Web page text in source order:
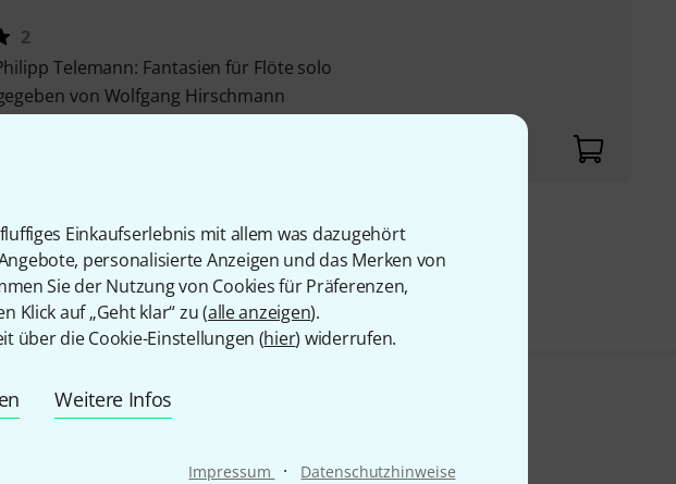
Einkaufserlebnis mit allem was dazugehört
personalisierte Anzeigen und das Merken von
Sie der Nutzung von Cookies für Präferenzen,
Klick auf „Geht klar“ zu (alle anzeigen).
über die Cookie-Einstellungen (hier) widerrufen.
Weitere Infos
Impressum · Datenschutzhinweise
2
Telemann: Fantasien für Flöte solo
von Wolfgang Hirschmann
Kostenloser Versand ab 29 €
Alle Preise inkl. MwSt.
sehen?